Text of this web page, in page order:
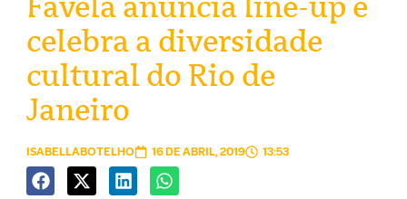
celebra a diversidade
cultural do Rio de
Janeiro
ISABELLABOTELHO 16 DE ABRIL, 2019 13:53